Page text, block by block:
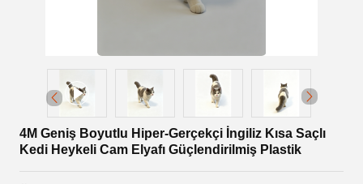
4M Geniş Boyutlu Hiper-Gerçekçi İngiliz Kısa Saçlı
Kedi Heykeli Cam Elyafı Güçlendirilmiş Plastik